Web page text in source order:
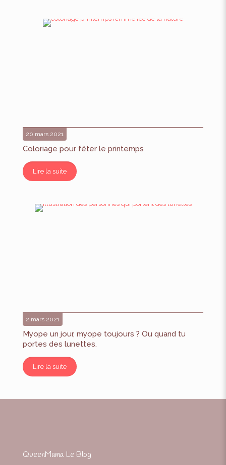
20 mars 2021
Coloriage pour fêter le printemps
Lire la suite
2 mars 2021
Myope un jour, myope toujours ? Ou quand tu
portes des lunettes.
Lire la suite
QueenMama Le Blog